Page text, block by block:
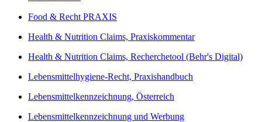
Food & Recht PRAXIS
Health & Nutrition Claims, Praxiskommentar
Health & Nutrition Claims, Recherchetool (Behr's Digital)
Lebensmittelhygiene-Recht, Praxishandbuch
Lebensmittelkennzeichnung, Österreich
Lebensmittelkennzeichnung und Werbung